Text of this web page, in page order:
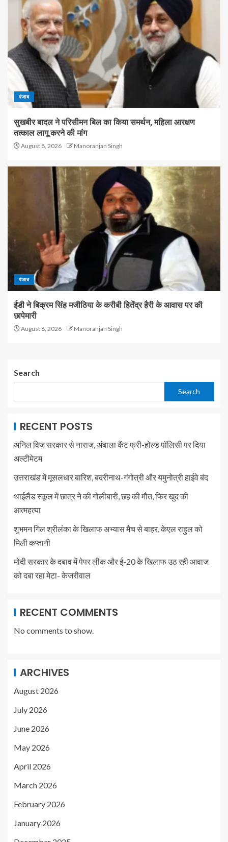
पंजाब
सुखबीर बादल ने परिसीमन बिल का किया समर्थन, महिला आरक्षण
तत्काल लागू करने की मांग
August 8, 2026 Manoranjan Singh
पंजाब
ईडी ने बिक्रम सिंह मजीठिया के करीबी हितेंद्र हैरी के आवास पर की
छापेमारी
August 6, 2026 Manoranjan Singh
Search
Search
RECENT POSTS
अनिल विज सरकार से नाराज, अंबाला कैंट फ्री-होल्ड पॉलिसी पर दिया
अल्टीमेटम
उत्तराखंड में मूसलधार बारिश, बदरीनाथ-गंगोत्री और यमुनोत्री हाईवे बंद
थाईलैंड स्कूल में छात्र ने की गोलीबारी, छह की मौत, फिर खुद की
आत्महत्या
शुभमन गिल श्रीलंका के खिलाफ अभ्यास मैच से बाहर, केएल राहुल को
मिली कप्तानी
मोदी सरकार के दबाव में पेपर लीक और ई-20 के खिलाफ उठ रही आवाज
को दबा रहा मेटा- केजरीवाल
RECENT COMMENTS
No comments to show.
ARCHIVES
August 2026
July 2026
June 2026
May 2026
April 2026
March 2026
February 2026
January 2026